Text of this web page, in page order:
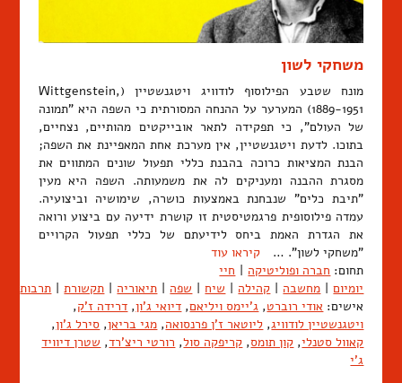
משחקי לשון
מונח שטבע הפילוסוף לודוויג ויטגנשטיין (Wittgenstein,
1889-1951) המערער על ההנחה המסורתית כי השפה היא "תמונה
של העולם", כי תפקידה לתאר אובייקטים מהותיים, נצחיים,
בתוכו. לדעת ויטגנשטיין, אין מערכת אחת המאפיינת את השפה;
הבנת המציאות כרוכה בהבנת כללי תפעול שונים המתווים את
מסגרת ההבנה ומעניקים לה את משמעותה. השפה היא מעין
"תיבת כלים" שנבחנת באמצעות כושרה, שימושיה וביצועיה.
עמדה פילוסופית פרגמטיסטית זו קושרת ידיעה עם ביצוע ורואה
את הגדרת האמת ביחס לידיעתם של כללי תפעול הקרויים
"משחקי לשון". … קיראו עוד
תחום: חברה ופוליטיקה | חיי
יומיום | מחשבה | קהילה | שיח | שפה | תיאוריה | תקשורת | תרבות
אישים: אודי רוברט, ג'יימס ויליאם, דיואי ג'ון, דרידה ז'ק,
ויטגנשטיין לודוויג, ליוטאר ז'ן פרנסואה, מגי בריאן, סירל ג'ון,
קאוול סטנלי, קון תומס, קריפקה סול, רורטי ריצ'רד, שטרן דיוויד
ג'י